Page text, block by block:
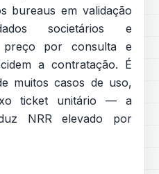
bureaus em validação
societários e
preço por consulta e
a contratação. É
muitos casos de uso,
ticket unitário — a
NRR elevado por